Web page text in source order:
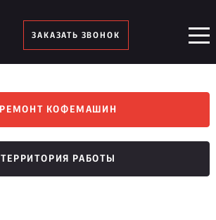
ЗАКАЗАТЬ ЗВОНОК
РЕМОНТ КОФЕМАШИН
ТЕРРИТОРИЯ РАБОТЫ